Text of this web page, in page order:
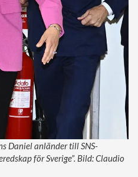
Daniel anländer till SNS-
för Sverige”. Bild: Claudio